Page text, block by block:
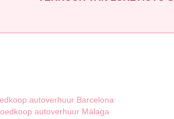
autoverhuur Barcelona
autoverhuur Málaga